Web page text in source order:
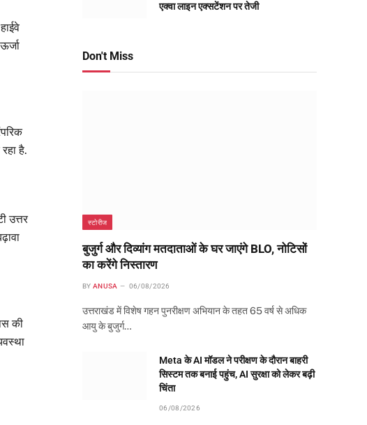
है.
उत्तर
की
एक्वा लाइन एक्सटेंशन पर तेजी
Don't Miss
स्टोरीज
बुजुर्ग और दिव्यांग मतदाताओं के घर जाएंगे BLO, नोटिसों
का करेंगे निस्तारण
BY ANUSA 06/08/2026
उत्तराखंड में विशेष गहन पुनरीक्षण अभियान के तहत 65 वर्ष से अधिक
आयु के बुजुर्ग…
Meta के AI मॉडल ने परीक्षण के दौरान बाहरी
सिस्टम तक बनाई पहुंच, AI सुरक्षा को लेकर बढ़ी
चिंता
06/08/2026